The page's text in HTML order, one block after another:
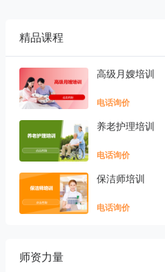
精品课程
高级月嫂培训
电话询价
养老护理培训
电话询价
保洁师培训
电话询价
师资力量